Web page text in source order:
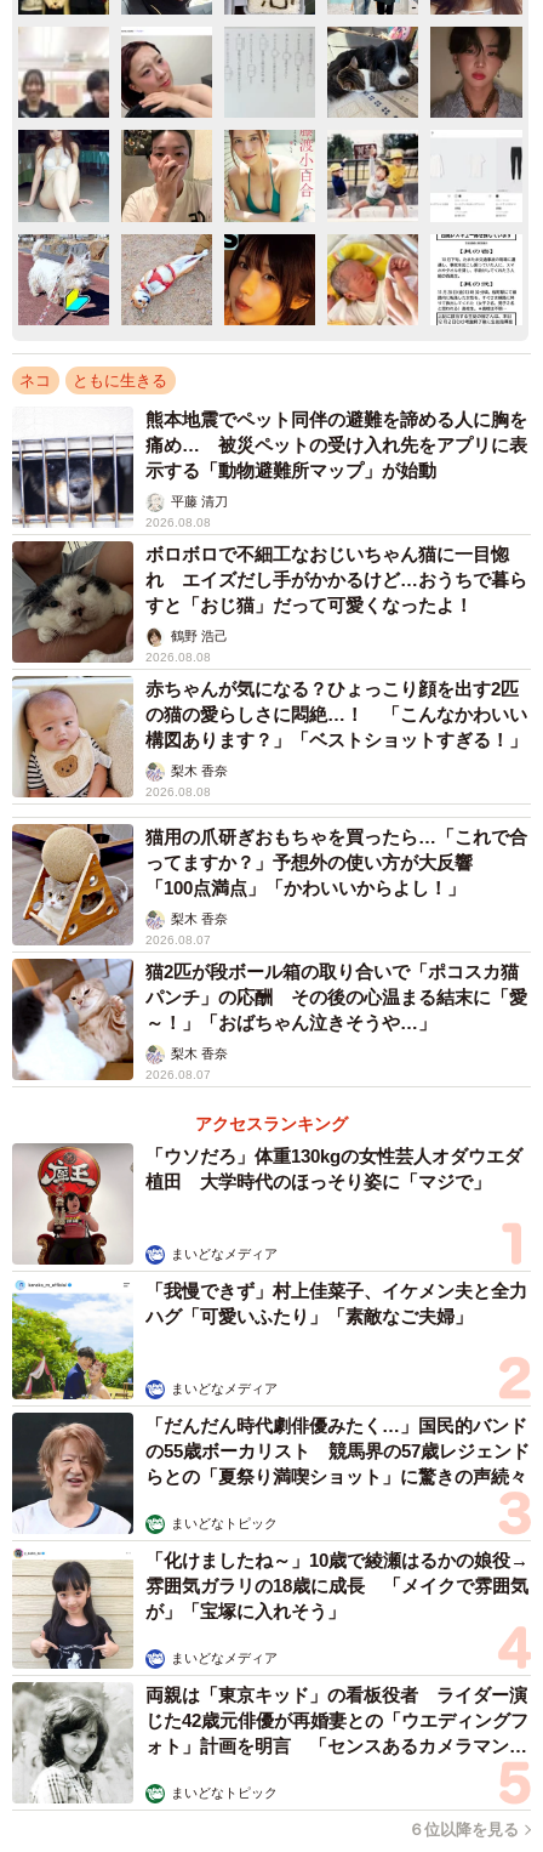
ネコ ともに生きる
熊本地震でペット同伴の避難を諦める人に胸を
痛め… 被災ペットの受け入れ先をアプリに表
示する「動物避難所マップ」が始動
平藤 清刀
2026.08.08
ボロボロで不細工なおじいちゃん猫に一目惚
れ エイズだし手がかかるけど…おうちで暮ら
すと「おじ猫」だって可愛くなったよ！
鶴野 浩己
2026.08.08
赤ちゃんが気になる？ひょっこり顔を出す2匹
の猫の愛らしさに悶絶…！ 「こんなかわいい
構図あります？」「ベストショットすぎる！」
梨木 香奈
2026.08.08
猫用の爪研ぎおもちゃを買ったら…「これで合
ってますか？」予想外の使い方が大反響
「100点満点」「かわいいからよし！」
梨木 香奈
2026.08.07
猫2匹が段ボール箱の取り合いで「ポコスカ猫
パンチ」の応酬 その後の心温まる結末に「愛
～！」「おばちゃん泣きそうや…」
梨木 香奈
2026.08.07
アクセスランキング
「ウソだろ」体重130kgの女性芸人オダウエダ
植田 大学時代のほっそり姿に「マジで」
まいどなメディア
「我慢できず」村上佳菜子、イケメン夫と全力
ハグ「可愛いふたり」「素敵なご夫婦」
まいどなメディア
「だんだん時代劇俳優みたく…」国民的バンド
の55歳ボーカリスト 競馬界の57歳レジェンド
らとの「夏祭り満喫ショット」に驚きの声続々
まいどなトピック
「化けましたね～」10歳で綾瀬はるかの娘役→
雰囲気ガラリの18歳に成長 「メイクで雰囲気
が」「宝塚に入れそう」
まいどなメディア
両親は「東京キッド」の看板役者 ライダー演
じた42歳元俳優が再婚妻との「ウエディングフ
ォト」計画を明言 「センスあるカメラマン求
まいどなトピック
６位以降を見る